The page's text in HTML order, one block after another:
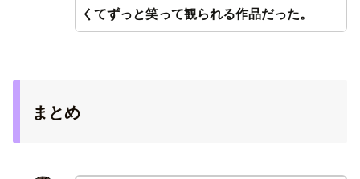
くてずっと笑って観られる作品だった。
まとめ